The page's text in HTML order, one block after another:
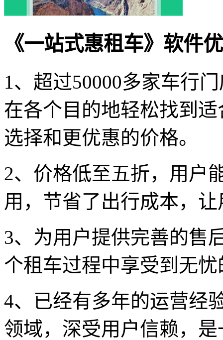
《一站式惠租车》软件
1、超过50000多家车行
在各个目的地轻松找到
选择和更优惠的价格。
2、价格低至五折，用户
用，节省了出行成本，
3、为用户提供完善的售
个租车过程中享受到无
4、已经有多年的运营经
领域，深受用户信赖，